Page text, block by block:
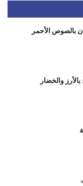
بالصوص الأحمر
والخضار